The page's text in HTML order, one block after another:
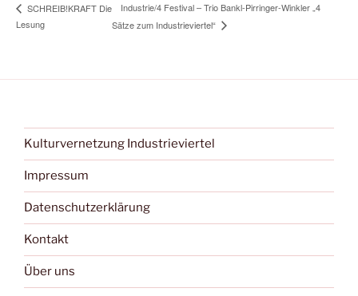
SCHREIB!KRAFT Die
Lesung
Industrie/4 Festival – Trio Bankl-Pirringer-Winkler „4
Sätze zum Industrieviertel“
Kulturvernetzung Industrieviertel
Impressum
Datenschutzerklärung
Kontakt
Über uns